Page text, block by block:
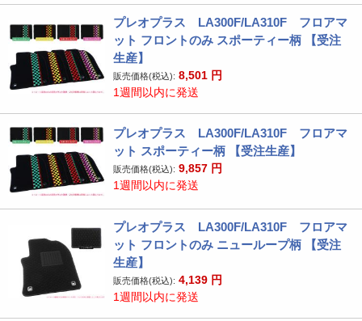
プレオプラス LA300F/LA310F フロアマ
ット フロントのみ スポーティー柄 【受注
生産】
販売価格(税込): 8,501 円
1週間以内に発送
プレオプラス LA300F/LA310F フロアマ
ット スポーティー柄 【受注生産】
販売価格(税込): 9,857 円
1週間以内に発送
プレオプラス LA300F/LA310F フロアマ
ット フロントのみ ニューループ柄 【受注
生産】
販売価格(税込): 4,139 円
1週間以内に発送